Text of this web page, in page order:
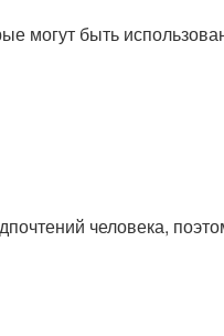
могут быть
человека,